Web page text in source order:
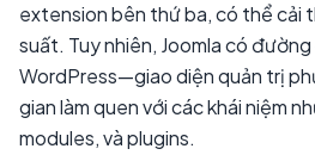
extension bên thứ ba, có thể cải
suất. Tuy nhiên, Joomla có
WordPress—giao diện quản trị
gian làm quen với các khái niệm
modules, và plugins.